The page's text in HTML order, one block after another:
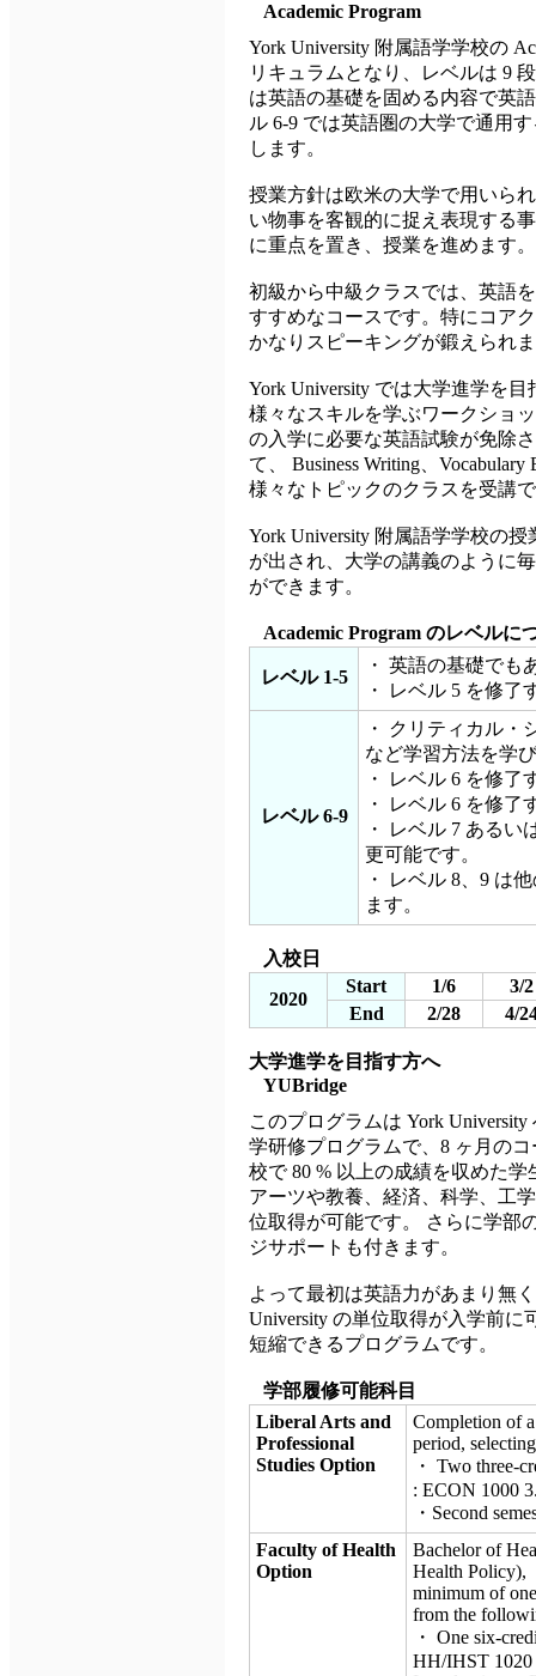
Academic Program
York University 附属語学学校の
リキュラムとなり、レベルは 9
は英語の基礎を固める内容で英
ル 6-9 では英語圏の大学で通用
します。
授業方針は欧米の大学で用いら
い物事を客観的に捉え表現する
に重点を置き、授業を進めます。
初級から中級クラスでは、英語
すすめなコースです。特にコア
かなりスピーキングが鍛えられ
York University では大学進学を
様々なスキルを学ぶワークショ
の入学に必要な英語試験が免除
て、 Business Writing、Vocabulary
様々なトピックのクラスを受講
York University 附属語学学校の
が出され、大学の講義のように
ができます。
Academic Program のレベルに
レベル 1-5
・ 英語の基礎でも
・ レベル 5 を修了
レベル 6-9
・ クリティカル
など学習方法を学
・ レベル 6 を修了
・ レベル 6 を修了
・ レベル 7 あるい
更可能です。
・ レベル 8、9 は
ます。
入校日
2020
Start 1/6
3/2
End
2/28 4/
大学進学を目指す方へ
YUBridge
このプログラムは York
学研修プログラムで、8 ヶ月の
校で 80 % 以上の成績を収めた
アーツや教養、経済、科学、工
位取得が可能です。 さらに学部
ジサポートも付きます。
よって最初は英語力があまり無
University の単位取得が入学前
短縮できるプログラムです。
学部履修可能科目
Liberal Arts and
Professional
Studies Option
Completion of
period,
・ Two three-
: ECON 1000
・Second
Faculty of Health
Option
Bachelor of
Health Policy),
minimum of
from the
・ One six-
HH/IHST 1020